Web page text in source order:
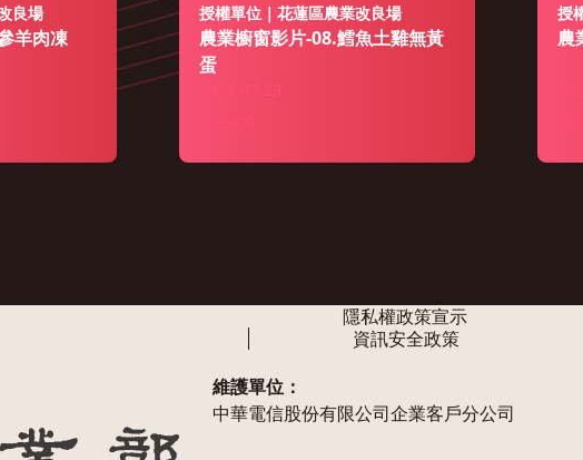
良場
羊肉凍
授權單位｜花蓮區農業改良場
農業櫥窗影片-08.鱈魚土雞無黃
蛋
授
農
隱私權政策宣示
資訊安全政策
維護單位：
中華電信股份有限公司企業客戶分公司